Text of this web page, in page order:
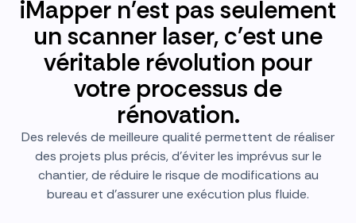
iMapper n'est pas seulement
un scanner laser, c'est une
véritable révolution pour
votre processus de
rénovation.
Des relevés de meilleure qualité permettent de réaliser
des projets plus précis, d'éviter les imprévus sur le
chantier, de réduire le risque de modifications au
bureau et d'assurer une exécution plus fluide.